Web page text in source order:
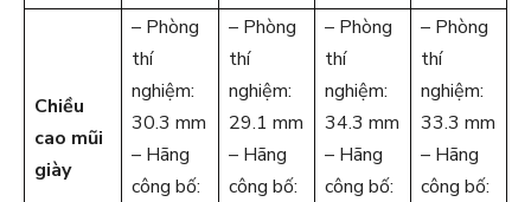
Chiều
cao mũi
giày
– Phòng
thí
nghiệm:
30.3 mm
– Hãng
công bố:
– Phòng
thí
nghiệm:
29.1 mm
– Hãng
công bố:
– Phòng
thí
nghiệm:
34.3 mm
– Hãng
công bố:
– Phòng
thí
nghiệm:
33.3 mm
– Hãng
công bố: